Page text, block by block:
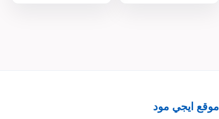
موقع ايجي مود